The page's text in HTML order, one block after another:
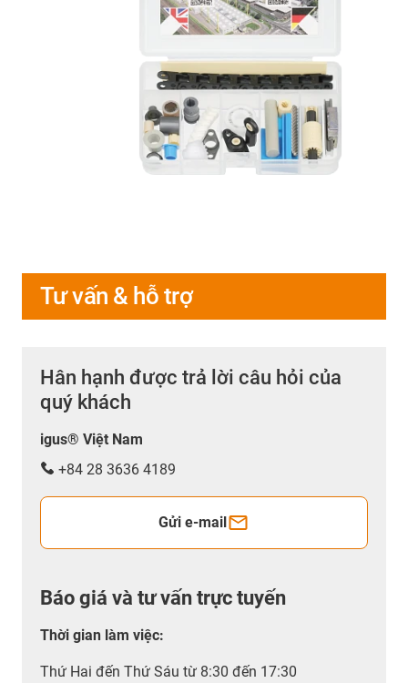
Tư vấn & hỗ trợ
Hân hạnh được trả lời câu hỏi của
quý khách
igus® Việt Nam
+84 28 3636 4189
Gửi e-mail
Báo giá và tư vấn trực tuyến
Thời gian làm việc:
Thứ Hai đến Thứ Sáu từ 8:30 đến 17:30